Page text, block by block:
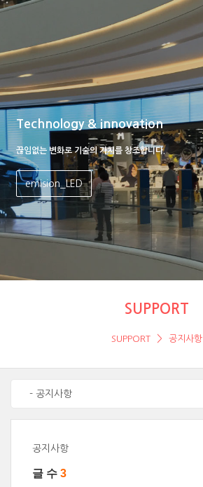
Technology & innovation
끊임없는 변화로 기술의 가치를 창조합니다.
emision_LED
SUPPORT
SUPPORT 공지사항
- 공지사항
공지사항
글 수 3